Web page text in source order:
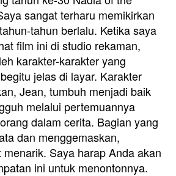
sangat terharu memikirkan
tahun berlalu. Ketika saya
film ini di studio rekaman,
karakter-karakter yang
jelas di layar. Karakter
Jean, tumbuh menjadi baik
melalui pertemuannya
dalam cerita. Bagian yang
dan menggemaskan,
Saya harap Anda akan
ini untuk menontonnya.